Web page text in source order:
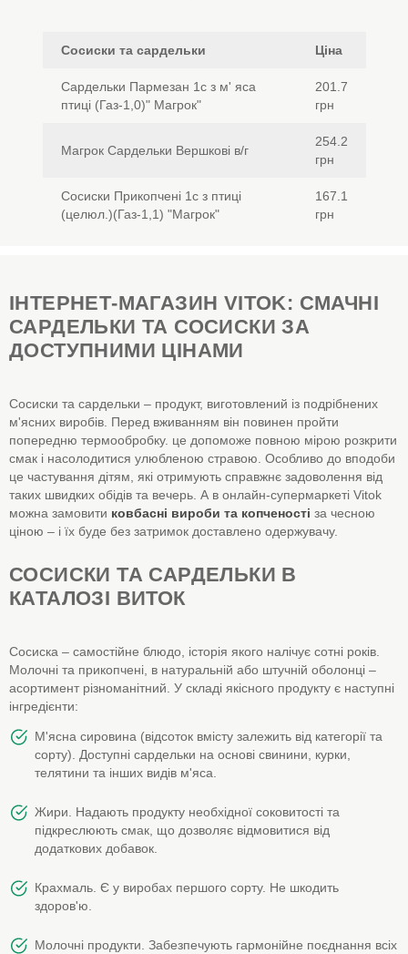
Сосиски та сардельки Ціна
Сардельки Пармезан 1с з м' яса
птиці (Газ-1,0)" Магрок"
201.7
грн
Магрок Сардельки Вершкові в/г
254.2
грн
Сосиски Прикопчені 1с з птиці
(целюл.)(Газ-1,1) "Магрок"
167.1
грн
ІНТЕРНЕТ-МАГАЗИН VITOK: СМАЧНІ
САРДЕЛЬКИ ТА СОСИСКИ ЗА
ДОСТУПНИМИ ЦІНАМИ
Сосиски та сардельки – продукт, виготовлений із подрібнених
м'ясних виробів. Перед вживанням він повинен пройти
попередню термообробку. це допоможе повною мірою розкрити
смак і насолодитися улюбленою стравою. Особливо до вподоби
це частування дітям, які отримують справжнє задоволення від
таких швидких обідів та вечерь. А в онлайн-супермаркеті Vitok
можна замовити ковбасні вироби та копченості за чесною
ціною – і їх буде без затримок доставлено одержувачу.
СОСИСКИ ТА САРДЕЛЬКИ В
КАТАЛОЗІ ВИТОК
Сосиска – самостійне блюдо, історія якого налічує сотні років.
Молочні та прикопчені, в натуральній або штучній оболонці –
асортимент різноманітний. У складі якісного продукту є наступні
інгредієнти:
М'ясна сировина (відсоток вмісту залежить від категорії та
сорту). Доступні сардельки на основі свинини, курки,
телятини та інших видів м'яса.
Жири. Надають продукту необхідної соковитості та
підкреслюють смак, що дозволяє відмовитися від
додаткових добавок.
Крахмаль. Є у виробах першого сорту. Не шкодить
здоров'ю.
Молочні продукти. Забезпечують гармонійне поєднання всіх